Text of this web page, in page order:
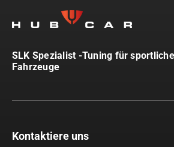
SLK Spezialist -Tuning für
Fahrzeuge
Kontaktiere uns